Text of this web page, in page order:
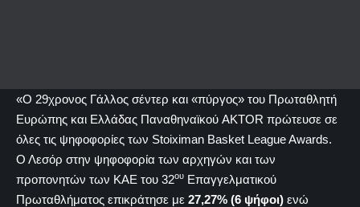
«Ο 29χρονος Γάλλος σέντερ και «πύργος» του Πρωταθλητή
Ευρώπης και Ελλάδας Παναθηναϊκού AKTOR πρώτευσε σε
όλες τις ψηφοφορίες των Stoiximan Basket League Awards.
Ο Λεσόρ στην ψηφοφορία των αρχηγών και των
προπονητών των ΚΑΕ του 32ου Επαγγελματικού
Πρωταθλήματος επικράτησε με 27,27% (6 ψήφοι) ενώ